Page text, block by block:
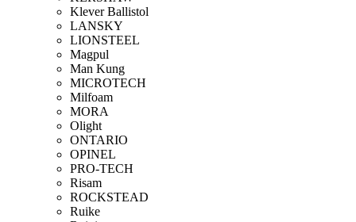
Klever Ballistol
LANSKY
LIONSTEEL
Magpul
Man Kung
MICROTECH
Milfoam
MORA
Olight
ONTARIO
OPINEL
PRO-TECH
Risam
ROCKSTEAD
Ruike